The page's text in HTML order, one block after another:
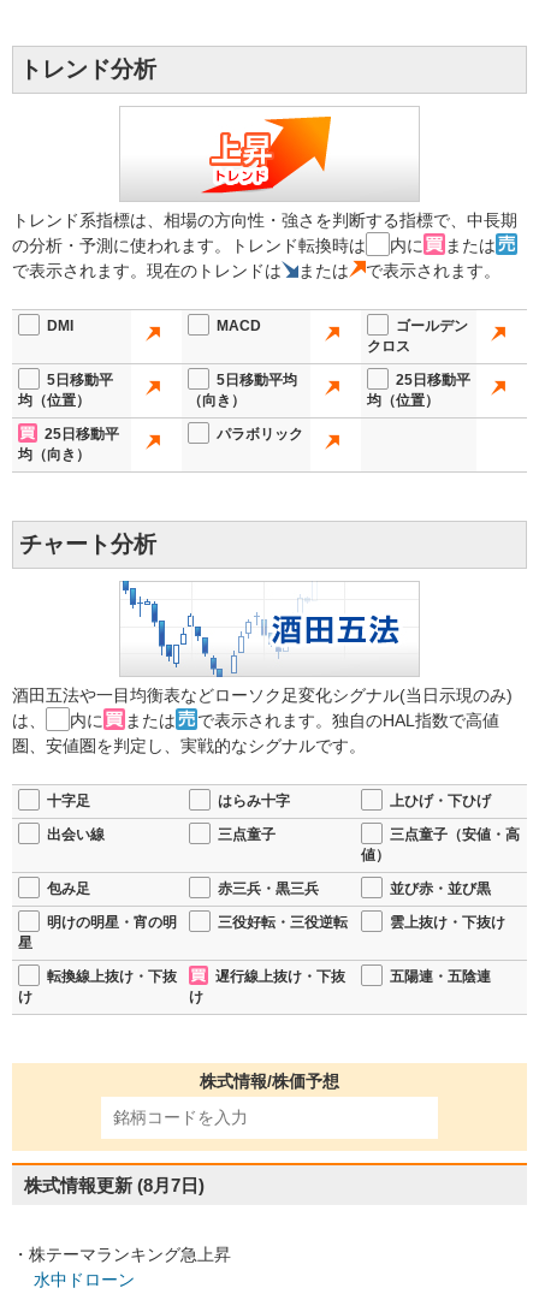
トレンド分析
トレンド系指標は、相場の方向性・強さを判断する指標で、中長期
の分析・予測に使われます。トレンド転換時は
内に
または
で表示されます。現在のトレンドは
または で表示されます。
DMI MACD
ゴールデン
クロス
5日移動平
均（位置）
5日移動平均
（向き）
25日移動平
均（位置）
25日移動平
均（向き）
パラボリック
チャート分析
酒田五法や一目均衡表などローソク足変化シグナル(当日示現のみ)
は、
内に または
で表示されます。独自のHAL指数で高値
圏、安値圏を判定し、実戦的なシグナルです。
十字足 はらみ十字
上ひげ・下ひげ
出会い線
三点童子
三点童子（安値・高
値）
包み足
赤三兵・黒三兵
並び赤・並び黒
明けの明星・宵の明
星
三役好転・三役逆転 雲上抜け・下抜け
転換線上抜け・下抜
け
遅行線上抜け・下抜
け
五陽連・五陰連
株式情報/株価予想
株式情報更新 (8月7日)
・株テーマランキング急上昇
水中ドローン